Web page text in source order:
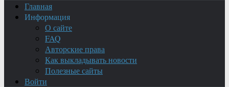
Главная
Информация
О сайте
FAQ
Авторские права
Как выкладывать новости
Полезные сайты
Войти